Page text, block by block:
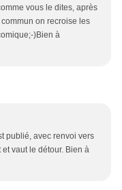
vous le dites, après
on recroise les
)Bien à
publié, avec renvoi vers
vaut le détour. Bien à